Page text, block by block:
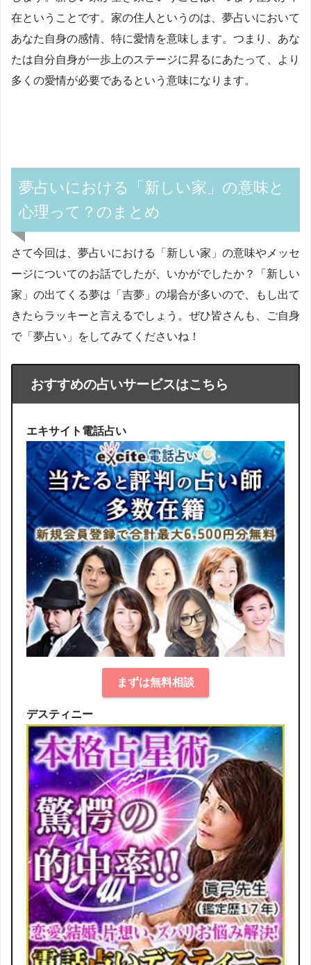
在ということです。家の住人というのは、夢占いにおいて
あなた自身の感情、特に愛情を意味します。つまり、あな
たは自分自身が一歩上のステージに昇るにあたって、より
多くの愛情が必要であるという意味になります。
夢占いにおける「新しい家」の意味と
心理って？のまとめ
さて今回は、夢占いにおける「新しい家」の意味やメッセ
ージについてのお話でしたが、いかがでしたか？「新しい
家」の出てくる夢は「吉夢」の場合が多いので、もし出て
きたらラッキーと言えるでしょう。ぜひ皆さんも、ご自身
で「夢占い」をしてみてくださいね！
おすすめの占いサービスはこちら
エキサイト電話占い
まずは無料相談
デスティニー